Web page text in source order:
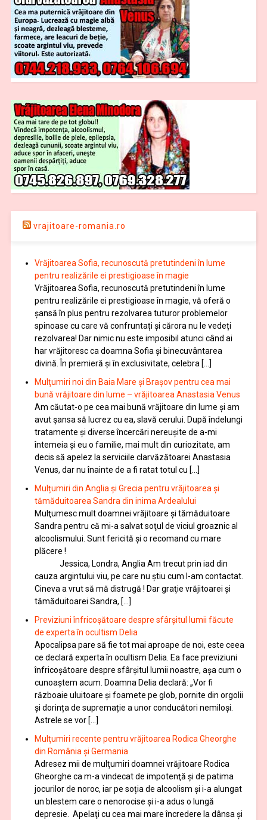
vrajitoare-romania.ro
Vrăjitoarea Sofia, recunoscută pretutindeni în lume
pentru realizările ei prestigioase în magie
Vrăjitoarea Sofia, recunoscută pretutindeni în lume
pentru realizările ei prestigioase în magie, vă oferă o
şansă în plus pentru rezolvarea tuturor problemelor
spinoase cu care vă confruntați și cărora nu le vedeți
rezolvarea! Dar nimic nu este imposibil atunci când ai
har vrăjitoresc ca doamna Sofia şi binecuvântarea
divină. În premieră şi în exclusivitate, celebra […]
Mulţumiri noi din Baia Mare și Brașov pentru cea mai
bună vrăjitoare din lume – vrăjitoarea Anastasia Venus
Am căutat-o pe cea mai bună vrăjitoare din lume și am
avut șansa să lucrez cu ea, slavă cerului. După îndelungi
tratamente şi diverse încercări nereușite de a-mi
întemeia şi eu o familie, mai mult din curiozitate, am
decis să apelez la serviciile clarvăzătoarei Anastasia
Venus, dar nu înainte de a fi ratat totul cu […]
Mulțumiri din Anglia și Grecia pentru vrăjitoarea și
tămăduitoarea Sandra din inima Ardealului
Mulţumesc mult doamnei vrăjitoare și tămăduitoare
Sandra pentru că mi-a salvat soţul de viciul groaznic al
alcoolismului. Sunt fericită și o recomand cu mare
plăcere !
Jessica, Londra, Anglia Am trecut prin iad din
cauza argintului viu, pe care nu știu cum l-am contactat.
Cineva a vrut să mă distrugă ! Dar graţie vrăjitoarei și
tămăduitoarei Sandra, […]
Previziuni înfricoșătoare despre sfârșitul lumii făcute
de experta în ocultism Delia
Apocalipsa pare să fie tot mai aproape de noi, este ceea
ce declară experta în ocultism Delia. Ea face previziuni
înfricoșătoare despre sfârșitul lumii noastre, așa cum o
cunoaștem acum. Doamna Delia declară: „Vor fi
războaie uluitoare și foamete pe glob, pornite din orgolii
și dorința de supremație a unor conducători nemiloși.
Astrele se vor […]
Mulţumiri recente pentru vrăjitoarea Rodica Gheorghe
din România și Germania
Adresez mii de mulţumiri doamnei vrăjitoare Rodica
Gheorghe ca m-a vindecat de impotenţă şi de patima
jocurilor de noroc, iar pe soția de alcoolism și i-a alungat
un blestem care o nenorocise și i-a adus o lungă
depresie. Apelaţi cu cea mai mare încredere la dânsa şi